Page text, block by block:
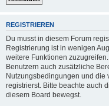
REGISTRIEREN
Du musst in diesem Forum
Registrierung ist in wenigen
weitere Funktionen
Benutzern auch zusätzliche
Nutzungsbedingungen und die
registrierst. Bitte beachte auch
diesem Board bewegst.